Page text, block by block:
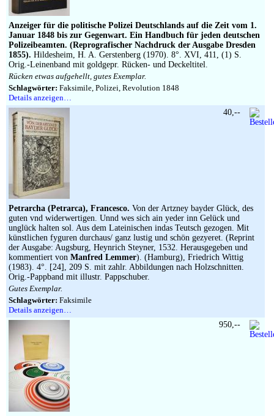
Anzeiger für die politische Polizei Deutschlands auf die Zeit vom 1.
Januar 1848 bis zur Gegenwart. Ein Handbuch für jeden deutschen
Polizeibeamten. (Reprografischer Nachdruck der Ausgabe Dresden
1855). Hildesheim, H. A. Gerstenberg (1970). 8°. XVI, 411, (1) S.
Orig.-Leinenband mit goldgepr. Rücken- und Deckeltitel.
Rücken etwas aufgehellt, gutes Exemplar.
Schlagwörter: Faksimile, Polizei, Revolution 1848
Details anzeigen…
Petrarcha (Petrarca), Francesco. Von der Artzney bayder Glück, des
guten vnd widerwertigen. Unnd wes sich ain yeder inn Gelück und
unglück halten sol. Aus dem Lateinischen indas Teutsch gezogen. Mit
künstlichen fyguren durchaus/ ganz lustig und schön gezyeret. (Reprint
der Ausgabe: Augsburg, Heynrich Steyner, 1532. Herausgegeben und
kommentiert von Manfred Lemmer). (Hamburg), Friedrich Wittig
(1983). 4°. [24], 209 S. mit zahlr. Abbildungen nach Holzschnitten.
Orig.-Pappband mit illustr. Pappschuber.
Gutes Exemplar.
Schlagwörter: Faksimile
Details anzeigen…
40,--
950,--